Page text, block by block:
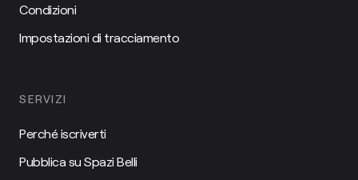
Condizioni
Impostazioni di tracciamento
SERVIZI
Perché iscriverti
Pubblica su Spazi Belli